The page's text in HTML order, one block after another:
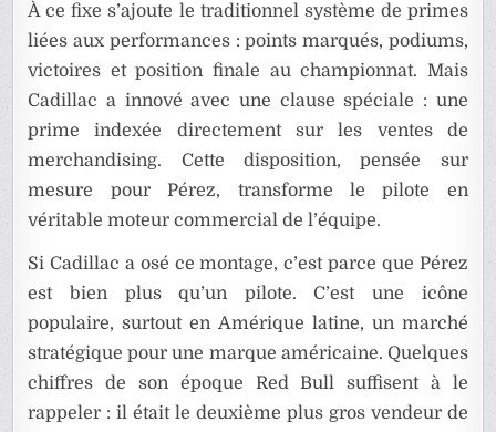
À ce fixe s’ajoute le traditionnel système de primes
liées aux performances : points marqués, podiums,
victoires et position finale au championnat. Mais
Cadillac a innové avec une clause spéciale : une
prime indexée directement sur les ventes de
merchandising. Cette disposition, pensée sur
mesure pour Pérez, transforme le pilote en
véritable moteur commercial de l’équipe.
Si Cadillac a osé ce montage, c’est parce que Pérez
est bien plus qu’un pilote. C’est une icône
populaire, surtout en Amérique latine, un marché
stratégique pour une marque américaine. Quelques
chiffres de son époque Red Bull suffisent à le
rappeler : il était le deuxième plus gros vendeur de